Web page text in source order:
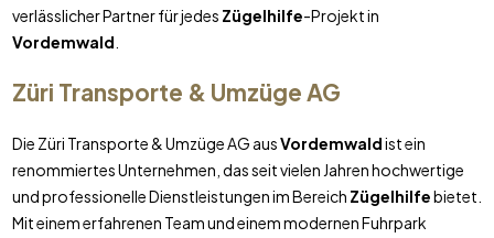
verlässlicher Partner für jedes Zügelhilfe-Projekt in
Vordemwald
Züri Transporte & Umzüge AG
Die Züri Transporte & Umzüge AG ausVordemwaldist ein
renommiertes Unternehmen, das seit vielen Jahren hochwertige
und professionelle Dienstleistungen im Bereich Zügelhilfebietet.
Mit einem erfahrenen Team und einem modernen Fuhrpark